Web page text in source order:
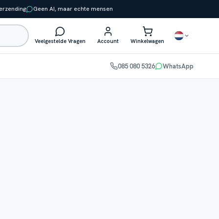
Geen AI, maar echte mensen
Veelgestelde Vragen Account Winkelwagen
085 080 5326 WhatsApp